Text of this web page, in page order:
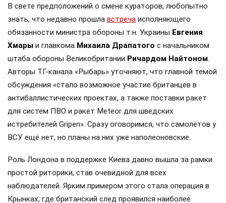
В свете предположений о смене кураторов, любопытно
знать, что недавно прошла встреча исполняющего
обязанности министра обороны т.н. Украины Евгения
Хмары и главкома Михаила Драпатого с начальником
штаба обороны Великобритании Ричардом Найтоном.
Авторы ТГ-канала «Рыбарь» уточняют, что главной темой
обсуждения «стало возможное участие британцев в
антибаллистических проектах, а также поставки ракет
для систем ПВО и ракет Meteor для шведских
истребителей Gripen». Сразу оговоримся, что самолётов у
ВСУ ещё нет, но планы на них уже наполеоновские.
Роль Лондона в поддержке Киева давно вышла за рамки
простой риторики, став очевидной для всех
наблюдателей. Ярким примером этого стала операция в
Крынках, где британский след проявился наиболее